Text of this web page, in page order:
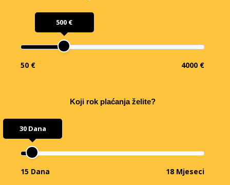
500 €
50 € 4000 €
Koji rok plaćanja želite?
30 Dana
15 Dana 18 Mjeseci